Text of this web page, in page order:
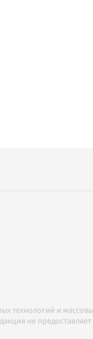
технологий и
не